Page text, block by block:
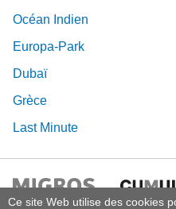
Ce site Web utilise des cookies
Océan Indien
Europa-Park
Dubaï
Grèce
Last Minute